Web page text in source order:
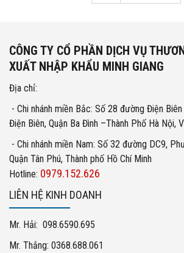
CÔNG TY CỔ PHẦN DỊCH VỤ
XUẤT NHẬP KHẨU MINH GIANG
Địa chỉ:
- Chi nhánh miền Bắc: Số 28 đường Điện
Điện Biên, Quận Ba Đình –Thành Phố Hà Nội,
- Chi nhánh miền Nam: Số 32 đường DC9,
Quận Tân Phú, Thành phố Hồ Chí Minh
Hotline: 0979.152.626
LIÊN HỆ KINH DOANH
Mr. Hải: 098.6590.695
Mr. Thắng: 0368.688.061